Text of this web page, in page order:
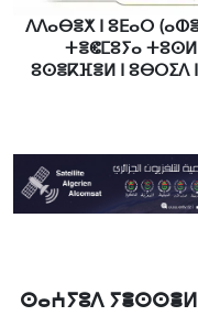
ⴷⴷⴰⴱⴻⵅ ⵏ ⵓⴹⴰⵔ
ⵜⴻⵞⵎⵓⵢⴰ
ⵓⵙⴻⴽⴼⴻⵍ ⵏ ⵓⴱⵔⵉⴷ
ⵙⴰⵄⵢⵓⴷ